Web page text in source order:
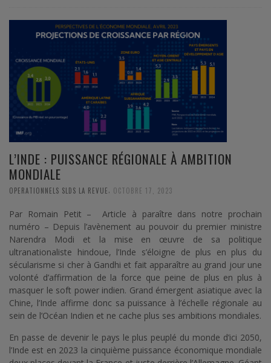
L’INDE : PUISSANCE RÉGIONALE À AMBITION
MONDIALE
OPERATIONNELS SLDS LA REVUE OCTOBRE 17, 2023
Par Romain Petit – Article à paraître dans notre prochain
numéro – Depuis l’avènement au pouvoir du premier ministre
Narendra Modi et la mise en œuvre de sa politique
ultranationaliste hindoue, l’Inde s’éloigne de plus en plus du
sécularisme si cher à Gandhi et fait apparaître au grand jour une
volonté d’affirmation de la force que peine de plus en plus à
masquer le soft power indien. Grand émergent asiatique avec la
Chine, l’Inde affirme donc sa puissance à l’échelle régionale au
sein de l’Océan Indien et ne cache plus ses ambitions mondiales.
En passe de devenir le pays le plus peuplé du monde d’ici 2050,
l’Inde est en 2023 la cinquième puissance économique mondiale